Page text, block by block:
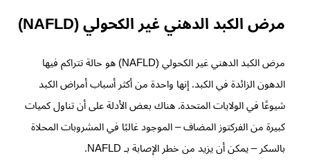
مرض الكبد الدهني غير الكحولي (NAFLD)
مرض الكبد الدهني غير الكحولي (NAFLD) هو حالة تتراكم فيها
الدهون الزائدة في الكبد. إنها واحدة من أكثر أسباب أمراض الكبد
شيوعًا في الولايات المتحدة. هناك بعض الأدلة على أن تناول كميات
كبيرة من الفركتوز المضاف – الموجود غالبًا في المشروبات المحلاة
بالسكر – يمكن أن يزيد من خطر الإصابة بـ NAFLD.